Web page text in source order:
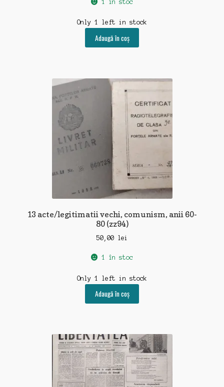
1 în stoc
Only 1 left in stock
Adaugă în coș
13 acte/legitimatii vechi, comunism, anii 60-
80 (zz94)
50,00 lei
1 în stoc
Only 1 left in stock
Adaugă în coș